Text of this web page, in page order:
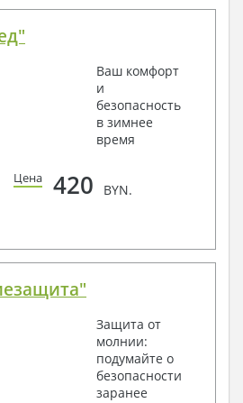
Ваш комфорт
и
безопасность
в зимнее
время
Цена 420 BYN.
Защита от
молнии:
подумайте о
безопасности
заранее